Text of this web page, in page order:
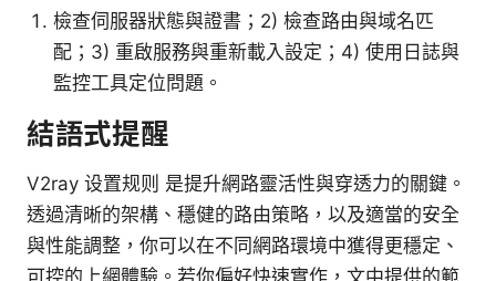
檢查伺服器狀態與證書；2) 檢查路由與域名匹
配；3) 重啟服務與重新載入設定；4) 使用日誌與
監控工具定位問題。
結語式提醒
V2ray 设置规则 是提升網路靈活性與穿透力的關鍵。
透過清晰的架構、穩健的路由策略，以及適當的安全
與性能調整，你可以在不同網路環境中獲得更穩定、